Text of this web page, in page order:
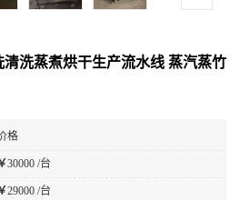
洗蒸煮烘干生产流水线 蒸汽蒸竹
格
30000 /台
29000 /台